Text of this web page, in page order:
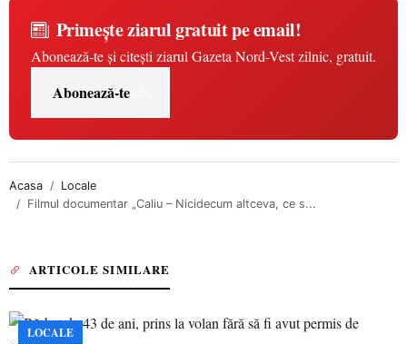
Primește ziarul gratuit pe email!
Abonează-te și citești ziarul Gazeta Nord-Vest zilnic, gratuit.
Abonează-te
Acasa
Locale
Filmul documentar „Caliu – Nicidecum altceva, ce s...
ARTICOLE SIMILARE
LOCALE